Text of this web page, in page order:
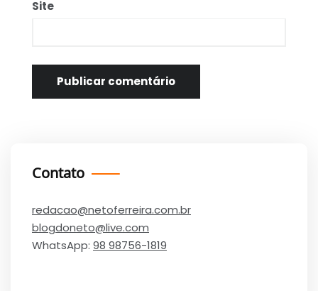
Site
Contato
redacao@netoferreira.com.br
blogdoneto@live.com
WhatsApp: 98 98756-1819